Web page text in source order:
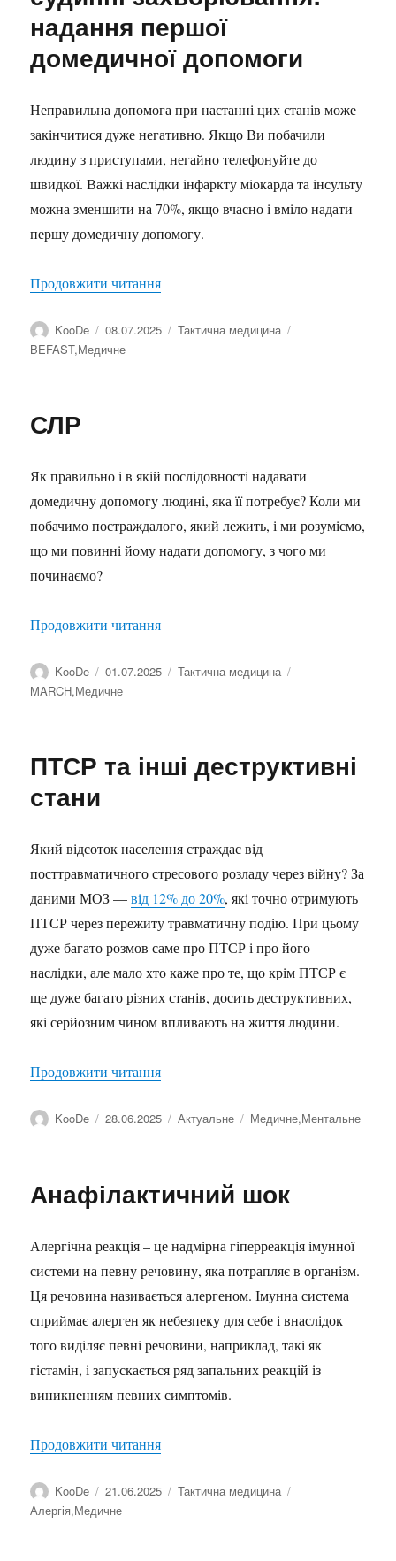
надання першої
домедичної допомоги
Неправильна допомога при настанні цих станів може
закінчитися дуже негативно. Якщо Ви побачили
людину з приступами, негайно телефонуйте до
швидкої. Важкі наслідки інфаркту міокарда та інсульту
можна зменшити на 70%, якщо вчасно і вміло надати
першу домедичну допомогу.
Продовжити читання“Інсульт, інфаркт, серцево-судинні
Автор
KooDe Оприлюднено
08.07.2025 Категорії
Тактична медицина
BEFAST,Медичне
СЛР
Як правильно і в якій послідовності надавати
домедичну допомогу людині, яка її потребує? Коли ми
побачимо постраждалого, який лежить, і ми розуміємо,
що ми повинні йому надати допомогу, з чого ми
починаємо?
Продовжити читання“СЛР”
Автор
KooDe Оприлюднено
01.07.2025 Категорії
Тактична медицина
MARCH,Медичне
ПТСР та інші деструктивні
стани
Який відсоток населення страждає від
посттравматичного стресового розладу через війну? За
даними МОЗ —від 12% до 20%, які точно отримують
ПТСР через пережиту травматичну подію. При цьому
дуже багато розмов саме про ПТСР і про його
наслідки, але мало хто каже про те, що крім ПТСР є
ще дуже багато різних станів, досить деструктивних,
які серйозним чином впливають на життя людини.
Продовжити читання“ПТСР та інші деструктивні стани”
Автор
KooDe Оприлюднено
28.06.2025 Категорії
Актуальне Позначки
Медичне,Ментальне
Анафілактичний шок
Алергічна реакція – це надмірна гіперреакція імунної
системи на певну речовину, яка потрапляє в організм.
Ця речовина називається алергеном. Імунна система
сприймає алерген як небезпеку для себе і внаслідок
того виділяє певні речовини, наприклад, такі як
гістамін, і запускається ряд запальних реакцій із
виникненням певних симптомів.
Продовжити читання“Анафілактичний шок”
Автор
KooDe Оприлюднено
21.06.2025 Категорії
Тактична медицина
Алергія,Медичне